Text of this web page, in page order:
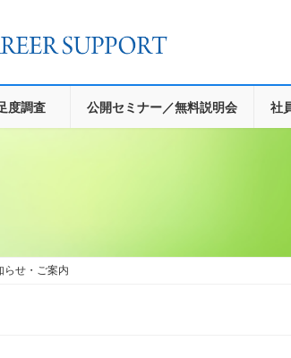
度調査 公開セミナー／無料説明会 社
らせ・ご案内